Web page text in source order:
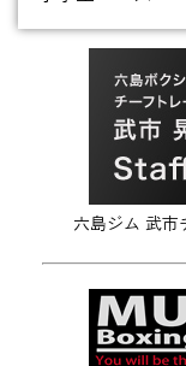
六島ジム 武市